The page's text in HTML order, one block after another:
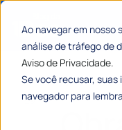
Ao navegar em nosso
análise de tráfego de
Aviso de Privacidade.
Se você recusar,
navegador para
Home»Obras